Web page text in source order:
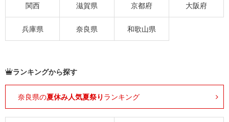
関西 滋賀県 京都府 大阪府
兵庫県 奈良県 和歌山県
ランキングから探す
奈良県の夏休み人気夏祭り ランキング